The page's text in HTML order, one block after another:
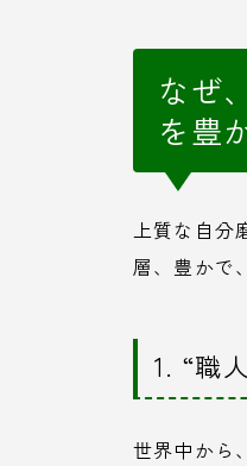
なぜ
を豊
上質な自分
層、豊かで
1. “職
世界中から